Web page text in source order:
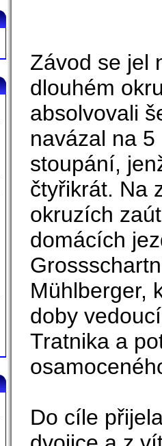
Závod se jel
dlouhém
absolvovali
navázal na
stoupání,
čtyřikrát. Na
okruzích
domácích
Mühlberger,
doby
Tratnika a
Do cíle